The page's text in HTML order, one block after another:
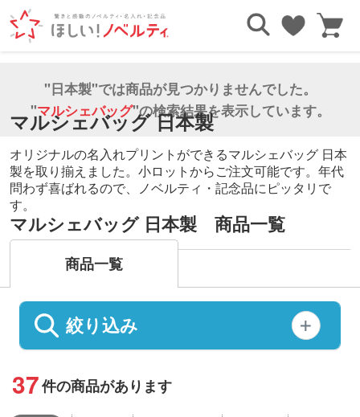
"日本製"では商品が見つかりませんでした。
"マルシェバッグ"の検索結果を表示しています。
マルシェバッグ 日本製
オリジナルの名入れプリントができるマルシェバッグ 日本
製を取り揃えました。小ロットからご注文可能です。年代
問わず喜ばれるので、ノベルティ・記念品にピッタリで
す。
マルシェバッグ 日本製 商品一覧
商品一覧
絞り込み
37件の商品があります